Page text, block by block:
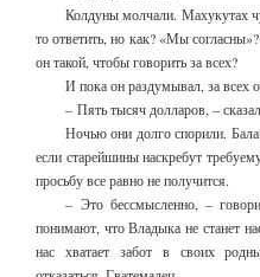
Колдуны молчали. Махукутах
то ответить, но как? «Мы
он такой, чтобы говорить за всех?
И пока он раздумывал, за всех
– Пять тысяч долларов, –
Ночью они долго спорили.
если старейшины наскребут
просьбу все равно не получится.
– Это бессмысленно, –
понимают, что Владыка не станет
нас хватает забот в своих